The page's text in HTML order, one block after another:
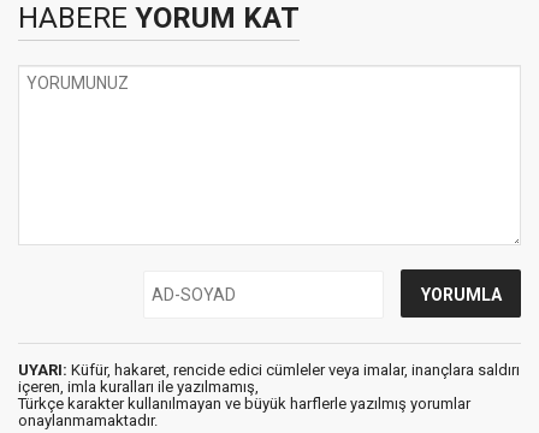
HABERE YORUM KAT
UYARI: Küfür, hakaret, rencide edici cümleler veya imalar, inançlara saldırı
içeren, imla kuralları ile yazılmamış,
Türkçe karakter kullanılmayan ve büyük harflerle yazılmış yorumlar
onaylanmamaktadır.